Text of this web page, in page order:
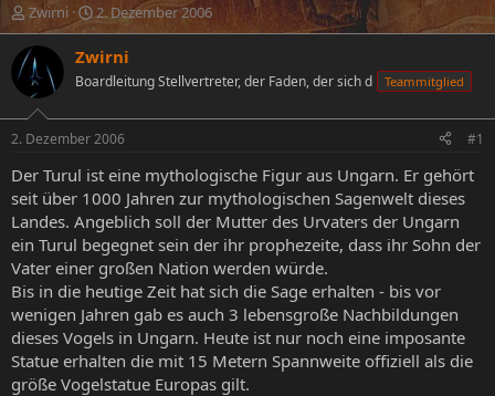
E
r
s
t
e
l
l
e
r
Zwirni
E
r
s
e
l
t
a
m
2. Dezember 2006
Zwirni
Boardleitung Stellvertreter, der Faden, der sich d Teammitglied
2. Dezember 2006 #1
Der Turul ist eine mythologische Figur aus Ungarn. Er gehört
seit über 1000 Jahren zur mythologischen Sagenwelt dieses
Landes. Angeblich soll der Mutter des Urvaters der Ungarn
ein Turul begegnet sein der ihr prophezeite, dass ihr Sohn der
Vater einer großen Nation werden würde.
Bis in die heutige Zeit hat sich die Sage erhalten - bis vor
wenigen Jahren gab es auch 3 lebensgroße Nachbildungen
dieses Vogels in Ungarn. Heute ist nur noch eine imposante
Statue erhalten die mit 15 Metern Spannweite offiziell als die
größe Vogelstatue Europas gilt.